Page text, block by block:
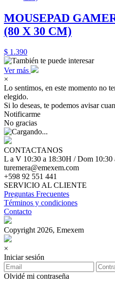
MOUSEPAD
(80 X 30 CM)
$ 1.390
Ver más
×
Lo sentimos, en este momento no
elegido.
Si lo deseas, te podemos avisar
Notificarme
No gracias
CONTACTANOS
L a V 10:30 a 18:30H / Dom 10:30
turemera@emexem.com
+598 92 551 441
SERVICIO AL CLIENTE
Preguntas Frecuentes
Términos y condiciones
Contacto
Copyright 2026, Emexem
×
Iniciar sesión
Olvidé mi contraseña